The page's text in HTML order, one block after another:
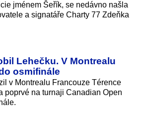
jménem Šeřík, se nedávno našla
a signatáře Charty 77 Zdeňka
Lehečku. V Montrealu
osmifinále
v Montrealu Francouze Térence
poprvé na turnaji Canadian Open